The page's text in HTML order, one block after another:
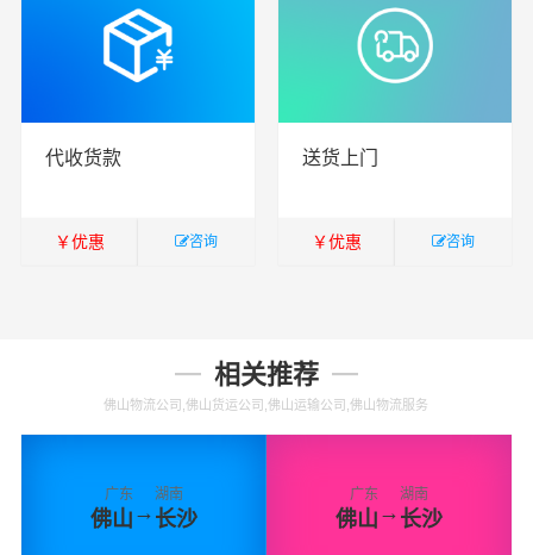
代收货款
￥优惠 咨询
送货上门
￥优惠 咨询
相关推荐
佛山物流公司,佛山货运公司,佛山运输公司,佛山物流服务
广东
佛山 →
湖南
长沙
广东
佛山 →
湖南
长沙